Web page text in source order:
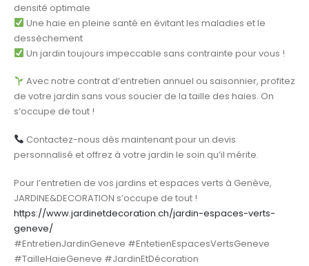
densité optimale
Une haie en pleine santé en évitant les maladies et le
dessèchement
Un jardin toujours impeccable sans contrainte pour vous !
Avec notre contrat d’entretien annuel ou saisonnier, profitez
de votre jardin sans vous soucier de la taille des haies. On
s’occupe de tout !
Contactez-nous dès maintenant pour un devis
personnalisé et offrez à votre jardin le soin qu’il mérite.
Pour l’entretien de vos jardins et espaces verts à Genève,
JARDINE&DECORATION s’occupe de tout !
https://www.jardinetdecoration.ch/jardin-espaces-verts-
geneve/
#EntretienJardinGeneve #EntetienEspacesVertsGeneve
#TailleHaieGeneve #JardinEtDécoration